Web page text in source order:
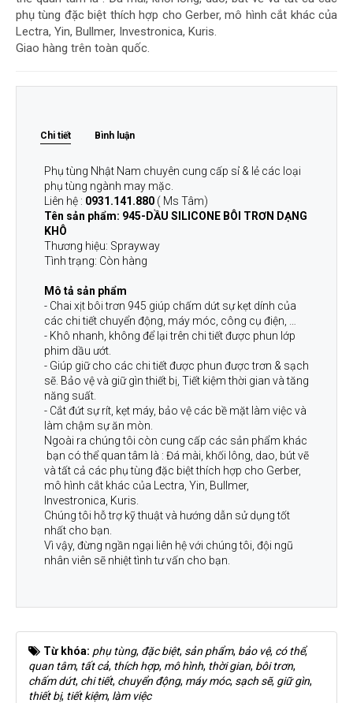
NỒI
HƠI,
LÒ
phụ tùng đặc biệt thích hợp cho Gerber, mô hình cắt khác của
Lectra, Yin, Bullmer, Investronica, Kuris.
Giao hàng trên toàn quốc.
Chi tiết Bình luận
Phụ tùng Nhật Nam chuyên cung cấp sỉ & lẻ các loại
phụ tùng ngành may mặc.
Liên hệ : 0931.141.880 ( Ms Tâm)
Tên sản phẩm: 945-DẦU SILICONE BÔI TRƠN DẠNG
KHÔ
Thương hiệu: Sprayway
Tình trạng: Còn hàng
Mô tả sản phẩm
- Chai xịt bôi trơn 945 giúp chấm dứt sự kẹt dính của
các chi tiết chuyển động, máy móc, công cụ điện, …
- Khô nhanh, không để lại trên chi tiết được phun lớp
phim dầu ướt.
- Giúp giữ cho các chi tiết được phun được trơn & sạch
sẽ. Bảo vệ và giữ gìn thiết bị, Tiết kiệm thời gian và tăng
năng suất.
- Cắt đứt sự rít, kẹt máy, bảo vệ các bề mặt làm việc và
làm chậm sự ăn mòn.
Ngoài ra chúng tôi còn cung cấp các sản phẩm khác
bạn có thể quan tâm là : Đá mài, khối lông, dao, bút vẽ
và tất cả các phụ tùng đặc biệt thích hợp cho Gerber,
mô hình cắt khác của Lectra, Yin, Bullmer,
Investronica, Kuris.
Chúng tôi hỗ trợ kỹ thuật và hướng dẫn sử dụng tốt
nhất cho bạn.
Vì vậy, đừng ngần ngại liên hệ với chúng tôi, đội ngũ
nhân viên sẽ nhiệt tình tư vấn cho bạn.
Từ khóa: phụ tùng, đặc biệt, sản phẩm, bảo vệ, có thể,
quan tâm, tất cả, thích hợp, mô hình, thời gian, bôi trơn,
chấm dứt, chi tiết, chuyển động, máy móc, sạch sẽ, giữ gìn,
thiết bị, tiết kiệm, làm việc